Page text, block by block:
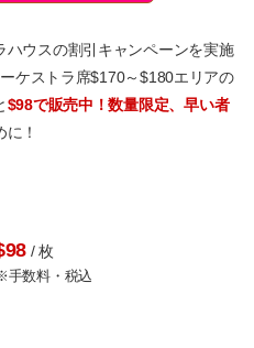
ウスの割引キャンペーンを実施
ケストラ席$170～$180エリアの
$98で販売中！数量限定、早い者
！
/ 枚
手数料・税込